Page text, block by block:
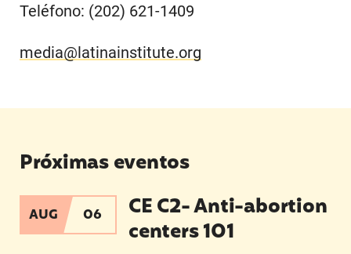
Teléfono: (202) 621-1409
media@latinainstitute.org
Próximas eventos
CE C2- Anti-abortion centers 101
AUG 06
CE C2- Anti-abortion
centers 101